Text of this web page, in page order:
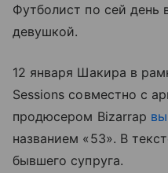
Футболист по сей день
девушкой.
12 января Шакира в
Sessions совместно с
продюсером Bizarrap
названием «53». В
бывшего супруга.